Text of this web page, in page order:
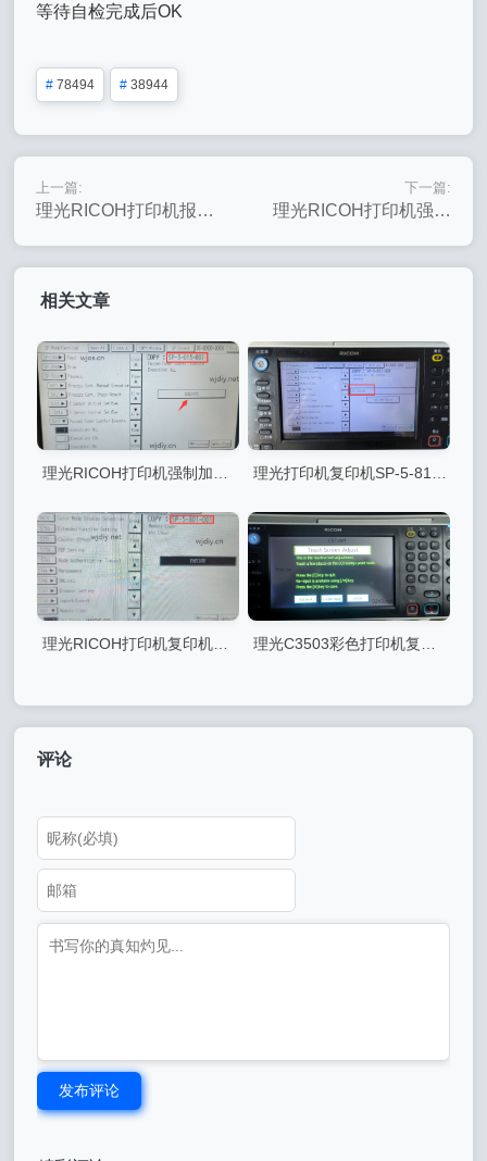
等待自检完成后OK
# 78494 # 38944
上一篇:
理光RICOH打印机报
下一篇:
理光RICOH打印机强制
相关文章
理光RICOH打印机强制加粉
补粉指令
理光打印机复印机SP-5-812
理光RICOH打印机复印机做
理光C3503彩色打印机复印
评论
发布评论